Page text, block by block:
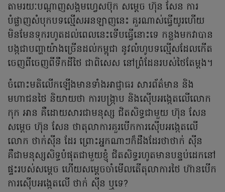
តាមរយៈបណ្តាញសង្គមហ្វេសប៊ុក សម្តេច ហ៊ុន សែន ការ
បំផ្លាញសំបុកបទល្មើសអនឡាញនេះ គួរណាស់ធ្វើយូរហើយ
មិនមែនទុករហូតដល់ពេលនេះទើបធ្វើនោះទេ កន្លងមកវាបាន
បង្កជាបញ្ហាយ៉ាងច្រើនដល់កម្ពុជា នូវលំហូបទល្មើសដែលកើត
ចេញពីចេញពីទឹកដីថៃ ជាពិសេស នៅព្រំដែនរបស់ថៃតែម្តង។
ចំពោះមតិលើកឡើងមានទាំងអាជ្ញាធរ សារព័ត៌មាន និង
មហាជនថៃ និយាយថា ការបង្រ្កាប និងស៊ើបអង្កេតលើលោក
កុក អាន គឺដោយសារជាមនុស្ស ជិតសិទ្ធជាមួយ ហ៊ុន សែន
សម្តេច ហ៊ុន សែន ថាតុលាការគួរបើកការស៊ើបអង្កេតលើ
លោក ថាក់​ស៊ីន ដែរ ព្រោះអ្នកណាៗក៏ដឹងដែរថា​ថាក់ ស៊ីន
គឺជាមនុស្សសិទ្ធបំផុតជាមួយខ្ញុំ ជិតសិទ្ធរហូតមានបន្ទប់ដេកនៅ
ផ្ទះរបស់សម្តេច ហើយសម្តេចចាំមើលតើតុលាការថៃ ហ៊ានបើក
ការស៊ើបអង្កេតលើ ថាក់ ស៊ីន ឬទេ?